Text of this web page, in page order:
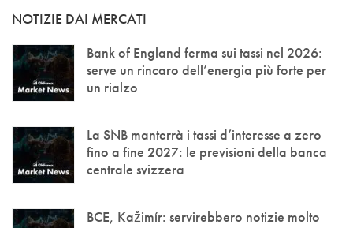
NOTIZIE DAI MERCATI
Bank of England ferma sui tassi nel 2026:
serve un rincaro dell’energia più forte per
un rialzo
La SNB manterrà i tassi d’interesse a zero
fino a fine 2027: le previsioni della banca
centrale svizzera
BCE, Kažimír: servirebbero notizie molto